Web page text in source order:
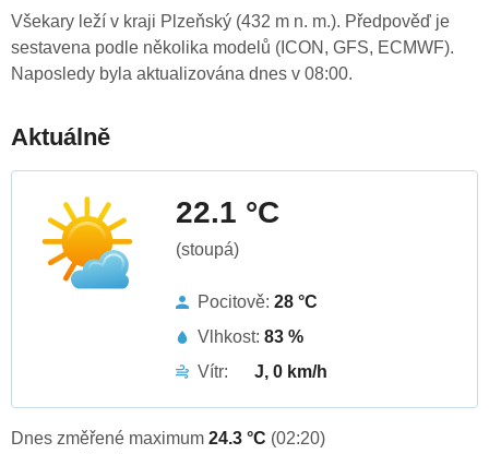
Všekary leží v kraji Plzeňský (432 m n. m.). Předpověď je
sestavena podle několika modelů (ICON, GFS, ECMWF).
Naposledy byla aktualizována dnes v 08:00.
Aktuálně
22.1 °C
(stoupá)
Pocitově: 28 °C
Vlhkost: 83 %
Vítr:
J, 0 km/h
Dnes změřené maximum 24.3 °C (02:20)